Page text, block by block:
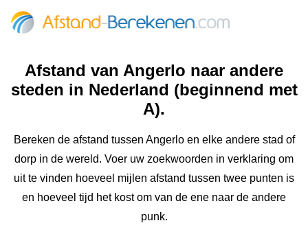
Afstand van Angerlo naar andere
steden in Nederland (beginnend met
A).
Bereken de afstand tussen Angerlo en elke andere stad of
dorp in de wereld. Voer uw zoekwoorden in verklaring om
uit te vinden hoeveel mijlen afstand tussen twee punten is
en hoeveel tijd het kost om van de ene naar de andere
punk.